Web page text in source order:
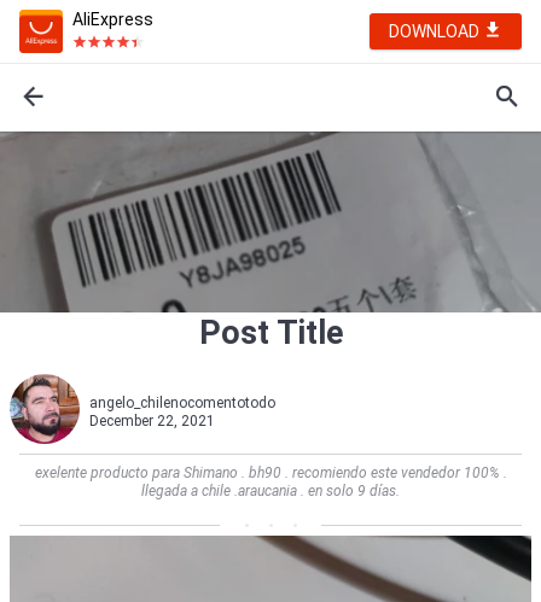
AliExpress
DOWNLOAD
Post Title
angelo_chilenocomentotodo
December 22, 2021
exelente producto para Shimano . bh90 . recomiendo este vendedor 100% .
llegada a chile .araucania . en solo 9 días.